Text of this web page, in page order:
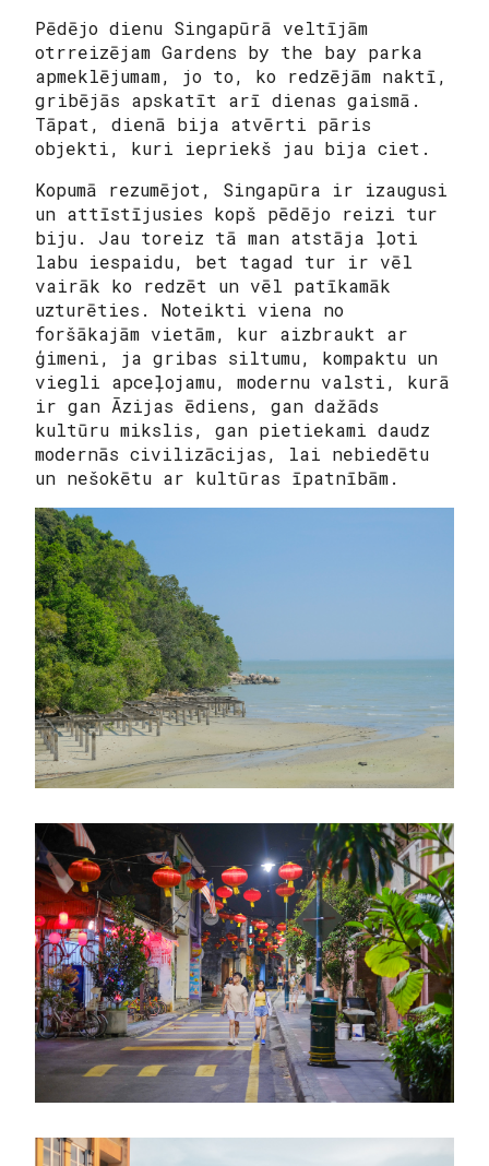
Pēdējo dienu Singapūrā veltījām
otrreizējam Gardens by the bay parka
apmeklējumam, jo to, ko redzējām naktī,
gribējās apskatīt arī dienas gaismā.
Tāpat, dienā bija atvērti pāris
objekti, kuri iepriekš jau bija ciet.
Kopumā rezumējot, Singapūra ir izaugusi
un attīstījusies kopš pēdējo reizi tur
biju. Jau toreiz tā man atstāja ļoti
labu iespaidu, bet tagad tur ir vēl
vairāk ko redzēt un vēl patīkamāk
uzturēties. Noteikti viena no
foršākajām vietām, kur aizbraukt ar
ģimeni, ja gribas siltumu, kompaktu un
viegli apceļojamu, modernu valsti, kurā
ir gan Āzijas ēdiens, gan dažāds
kultūru mikslis, gan pietiekami daudz
modernās civilizācijas, lai nebiedētu
un nešokētu ar kultūras īpatnībām.